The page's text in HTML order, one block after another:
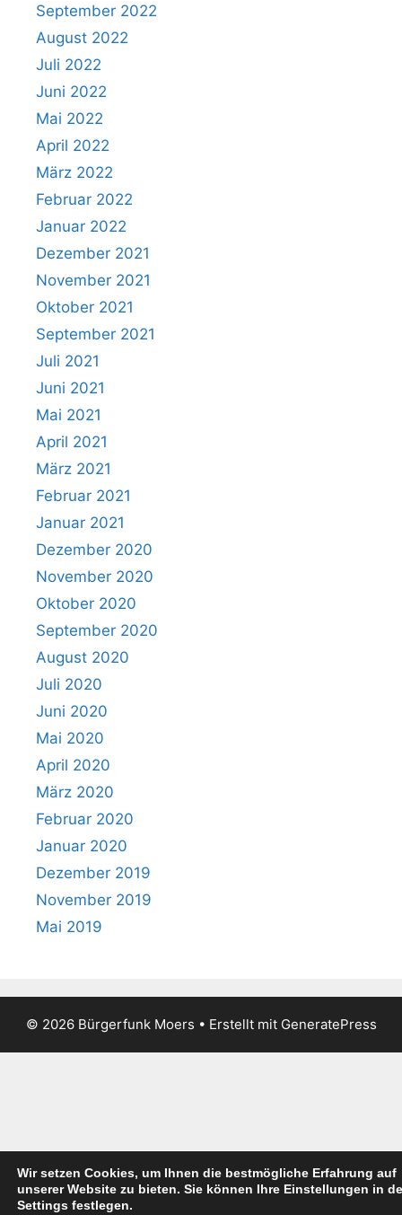
September 2022
August 2022
Juli 2022
Juni 2022
Mai 2022
April 2022
März 2022
Februar 2022
Januar 2022
Dezember 2021
November 2021
Oktober 2021
September 2021
Juli 2021
Juni 2021
Mai 2021
April 2021
März 2021
Februar 2021
Januar 2021
Dezember 2020
November 2020
Oktober 2020
September 2020
August 2020
Juli 2020
Juni 2020
Mai 2020
April 2020
März 2020
Februar 2020
Januar 2020
Dezember 2019
November 2019
Mai 2019
© 2026 Bürgerfunk Moers • Erstellt mit GeneratePress
Wir setzen Cookies, um Ihnen die bestmögliche Erfahrung auf
unserer Website zu bieten. Sie können Ihre Einstellungen in
Settings festlegen.